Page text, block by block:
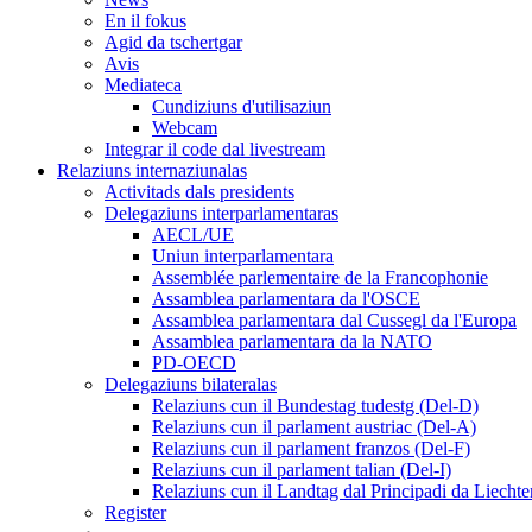
En il fokus
Agid da tschertgar
Avis
Mediateca
Cundiziuns d'utilisaziun
Webcam
Integrar il code dal livestream
Relaziuns internaziunalas
Activitads dals presidents
Delegaziuns interparlamentaras
AECL/UE
Uniun interparlamentara
Assemblée parlementaire de la Francophonie
Assamblea parlamentara da l'OSCE
Assamblea parlamentara dal Cussegl da l'Europa
Assamblea parlamentara da la NATO
PD-OECD
Delegaziuns bilateralas
Relaziuns cun il Bundestag tudestg (Del-D)
Relaziuns cun il parlament austriac (Del-A)
Relaziuns cun il parlament franzos (Del-F)
Relaziuns cun il parlament talian (Del-I)
Relaziuns cun il Landtag dal Principadi da
Register